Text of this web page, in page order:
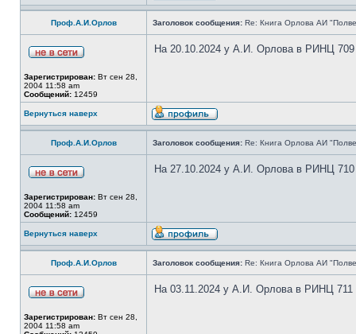
Проф.А.И.Орлов Заголовок сообщения: Re: Книга Орлова АИ
Зарегистрирован: Вт сен 28,
2004 11:58 am
Сообщений: 12459
На 20.10.2024 у А.И. Орлова в РИНЦ 709
Вернуться наверх
Проф.А.И.Орлов Заголовок сообщения: Re: Книга Орлова АИ
Зарегистрирован: Вт сен 28,
2004 11:58 am
Сообщений: 12459
На 27.10.2024 у А.И. Орлова в РИНЦ 710
Вернуться наверх
Проф.А.И.Орлов Заголовок сообщения: Re: Книга Орлова АИ
Зарегистрирован: Вт сен 28,
2004 11:58 am
На 03.11.2024 у А.И. Орлова в РИНЦ 711